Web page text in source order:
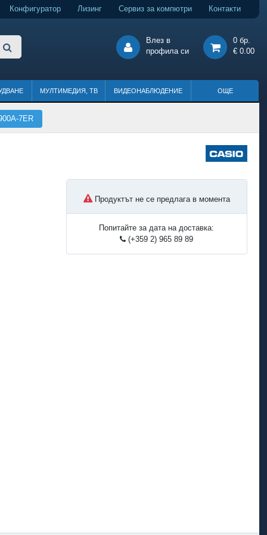
Конфигуратор Лизинг Сервиз за компютри Контакти
Влез в
профила си
0 бр.
€ 0.00
МУЛТИМЕДИЯ, ТВ ВИДЕОНАБЛЮДЕНИЕ ОЩЕ
7ER
Продуктът не се предлага в момента
Попитайте за дата на доставка:
(+359 2) 965 89 89